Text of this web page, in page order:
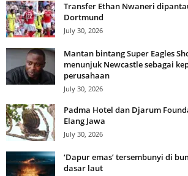
Transfer Ethan Nwaneri
Dortmund
July 30, 2026
Mantan bintang Super Eagles
menunjuk Newcastle sebagai
perusahaan
July 30, 2026
Padma Hotel dan Djarum
Elang Jawa
July 30, 2026
‘Dapur emas’ tersembunyi di
dasar laut